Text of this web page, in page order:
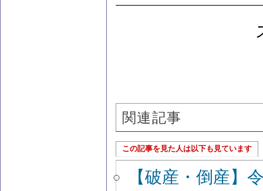
関連記事
この記事を見た人は以下も見ています
【破産・倒産